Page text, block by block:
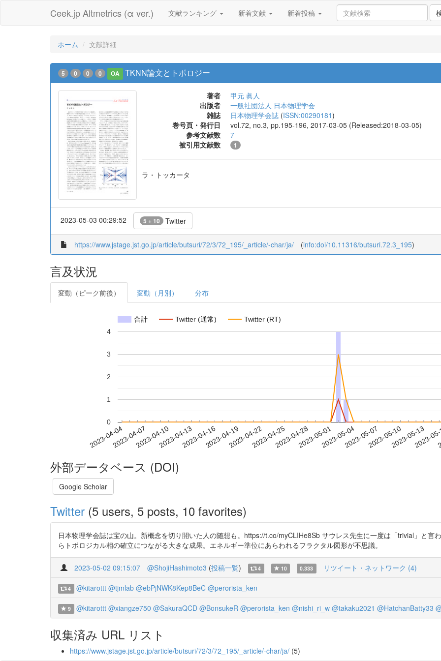
Ceek.jp Altmetrics (α ver.) 文献ランキング 新着文献 新着投稿
ホーム 文献詳細
5 0 0 0 OA TKNN論文とトポロジー
著者
甲元 眞人
出版者
一般社団法人 日本物理学会
雑誌
日本物理学会誌 (ISSN:00290181)
巻号頁・発行日
vol.72, no.3, pp.195-196, 2017-03-05 (Released:2018-03-05)
参考文献数
7
被引用文献数
1
ラ・トッカータ
2023-05-03 00:29:52 5 + 10 Twitter
https://www.jstage.jst.go.jp/article/butsuri/72/3/72_195/_article/-char/ja/ (info:doi/10.11316/butsuri.72.3_195)
言及状況
変動（ピーク前後） 変動（月別） 分布
合計 Twitter (通常) Twitter (RT)
2023-04-042023-04-072023-04-102023-04-132023-04-162023-04-192023-04-222023-04-252023-04-282023-05-012023-05-042023-05-072023-05-102023-05-13
2023-
0
1
2
3
4
外部データベース (DOI)
Google Scholar
Twitter (5 users, 5 posts, 10 favorites)
日本物理学会誌は宝の山。新概念を切り開いた人の随想も。https://t.co/myCLIHe8Sb サウレス先生に一度は「trivial」と言
らトポロジカル相の確立につながる大きな成果。エネルギー準位にあらわれるフラクタル図形が不思議。
2023-05-02 09:15:07 @ShojiHashimoto3 (投稿一覧) 4 10 0.333 リツイート・ネットワーク (4)
4 @kitarottt @tjmlab @ebPjNWK8Kep8BeC @perorista_ken
9 @kitarottt @xiangze750 @SakuraQCD @BonsukeR @perorista_ken @nishi_ri_w @takaku2021 @HatchanBatty33
収集済み URL リスト
https://www.jstage.jst.go.jp/article/butsuri/72/3/72_195/_article/-char/ja/ (5)